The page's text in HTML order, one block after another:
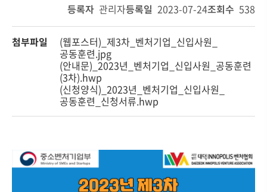
등록자 관리자등록일 2023-07-24조회수 538
첨부파일
(웹포스터)_제3차_벤처기업_신입사원_
공동훈련.jpg
(안내문)_2023년_벤처기업_신입사원_공동훈련
(3차).hwp
(신청양식)_2023년_벤처기업_신입사원_
공동훈련_신청서류.hwp